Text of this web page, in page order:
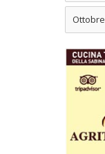
Ottobre